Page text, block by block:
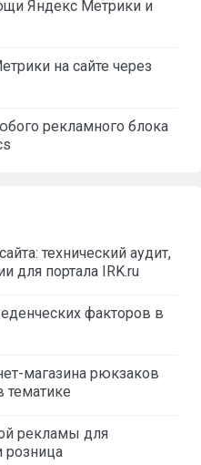
Яндекс Метрики и
на сайте через
рекламного блока
технический аудит,
для портала IRK.ru
факторов в
магазина рюкзаков
тематике
рекламы для
розница